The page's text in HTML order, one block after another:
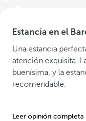
Estancia en el
Una estancia
atención exquisita.
buenísima, y la
recomendable.
Leer opinión completa